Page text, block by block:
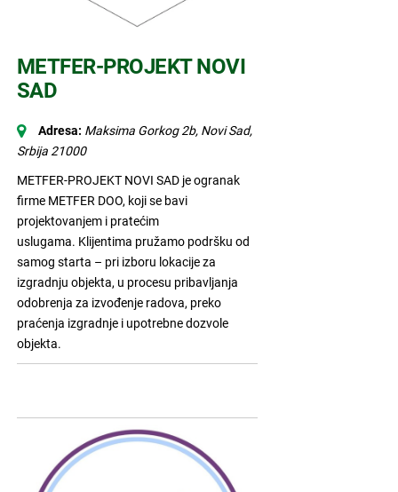
METFER-PROJEKT NOVI
SAD
Adresa: Maksima Gorkog 2b, Novi Sad,
Srbija 21000
METFER-PROJEKT NOVI SAD je ogranak
firme METFER DOO, koji se bavi
projektovanjem i pratećim
uslugama. Klijentima pružamo podršku od
samog starta – pri izboru lokacije za
izgradnju objekta, u procesu pribavljanja
odobrenja za izvođenje radova, preko
praćenja izgradnje i upotrebne dozvole
objekta.